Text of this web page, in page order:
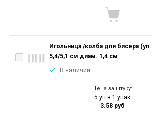
Игольница /колба для бисера
5,4/5,1 см диам. 1,4 см
В наличии
Цена за штуку:
5 уп в 1 упак
3.58 руб